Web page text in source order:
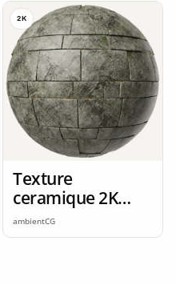
2K
Texture
ceramique 2K
seamless
ambientCG